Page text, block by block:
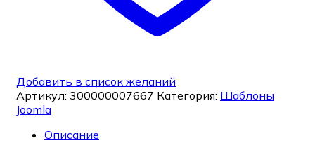
Добавить в список желаний
Артикул: 300000007667 Категория: Шаблоны
Joomla
Описание